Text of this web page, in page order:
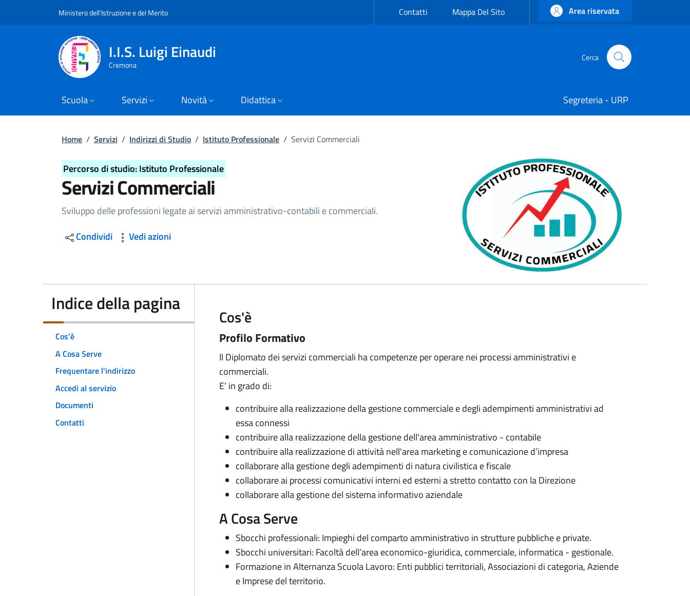
Ministero dell'Istruzione e del MeritoSlim top Contatti Mappa Del Sito Area riservata
I.I.S. Luigi Einaudi
Cremona
Cerca
Cerca
Scuola Servizi Novità Didattica Segreteria - URP
Briciole di pane
Home / Servizi / Indirizzi di Studio / Istituto Professionale / Servizi Commerciali
Percorso di studio: Istituto Professionale
Servizi Commerciali
Dettagli Indirizzo di Studio
Sviluppo delle professioni legate ai servizi amministrativo-contabili e commerciali.
Condividi
Vedi azioni
Indice della pagina
Cos'è
A Cosa Serve
Frequentare l'indirizzo
Accedi al servizio
Documenti
Contatti
Cos'è
Profilo Formativo
Il Diplomato dei servizi commerciali ha competenze per operare nei processi amministrativi e
commerciali.
E’ in grado di:
contribuire alla realizzazione della gestione commerciale e degli adempimenti amministrativi ad
essa connessi
contribuire alla realizzazione della gestione dell'area amministrativo - contabile
contribuire alla realizzazione di attività nell'area marketing e comunicazione d’impresa
collaborare alla gestione degli adempimenti di natura civilistica e fiscale
collaborare ai processi comunicativi interni ed esterni a stretto contatto con la Direzione
collaborare alla gestione del sistema informativo aziendale
A Cosa Serve
Sbocchi professionali: Impieghi del comparto amministrativo in strutture pubbliche e private.
Sbocchi universitari: Facoltà dell’area economico-giuridica, commerciale, informatica - gestionale.
Formazione in Alternanza Scuola Lavoro: Enti pubblici territoriali, Associazioni di categoria, Aziende
e Imprese del territorio.